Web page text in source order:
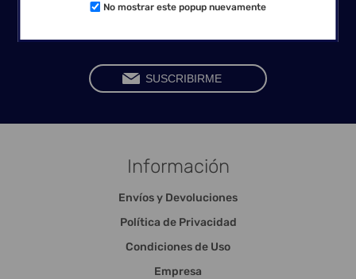
Información
Envíos y Devoluciones
Política de Privacidad
Condiciones de Uso
Empresa
No mostrar este popup nuevamente